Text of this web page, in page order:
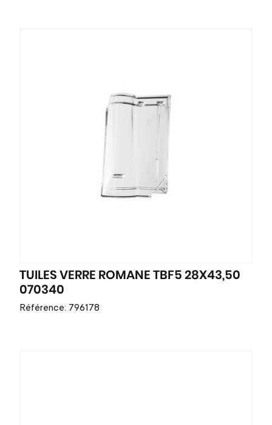
TUILES VERRE ROMANE TBF5 28X43,50
070340
Référence: 796178